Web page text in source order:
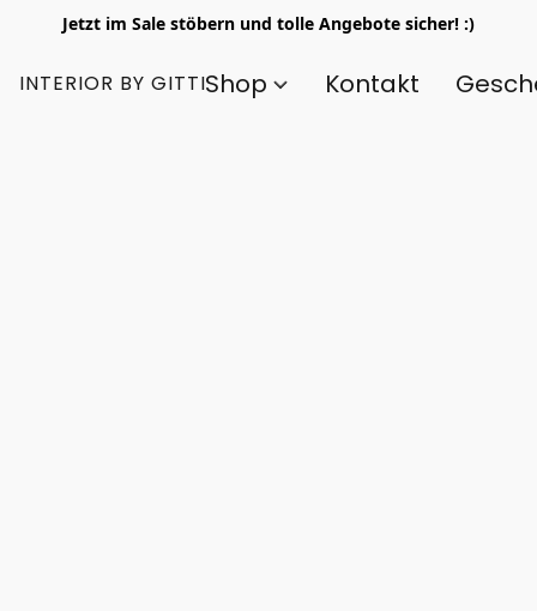
Jetzt im Sale stöbern und tolle Angebote sicher! :)
INTERIOR BY GITTIShop Kontakt